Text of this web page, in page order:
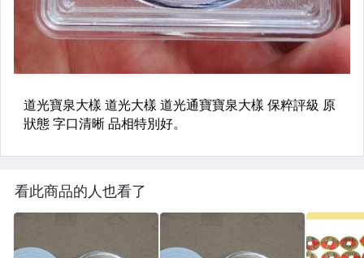
看此商品的人也看了